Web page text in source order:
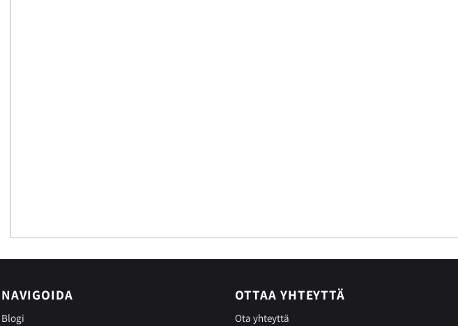
NAVIGOIDA
Blogi
OTTAA YHTEYTTÄ
Ota yhteyttä